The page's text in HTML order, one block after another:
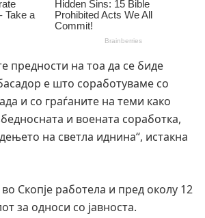
предности на тоа да се биде
е што соработуваме со
и со граѓаните на теми како
и воената соработка,
на светла иднина“, истакна
Скопје работела и пред околу 12
за односи со јавноста.